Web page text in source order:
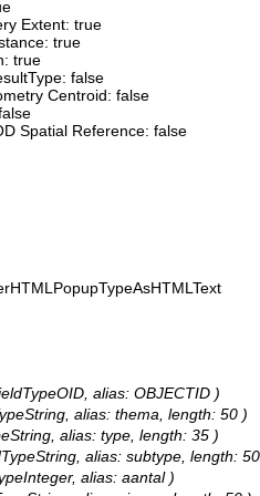
Extent: true
true
true
false
Centroid: false
Spatial Reference: false
alias: OBJECTID )
alias: thema, length: 50 )
alias: type, length: 35 )
alias: subtype, length:
alias: aantal )